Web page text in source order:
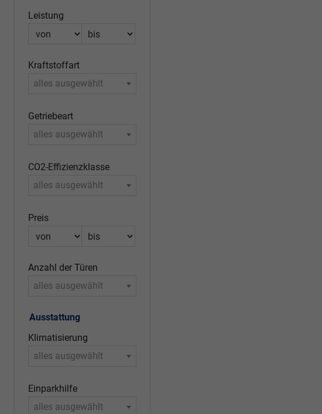
Leistung
Kraftstoffart
alles ausgewählt
Getriebeart
alles ausgewählt
CO2-Effizienzklasse
alles ausgewählt
Preis
Anzahl der Türen
alles ausgewählt
Ausstattung
Klimatisierung
alles ausgewählt
Einparkhilfe
alles ausgewählt